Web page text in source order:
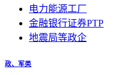
电力能源工厂
金融银行证券PTP
地震局等政企
政、军类